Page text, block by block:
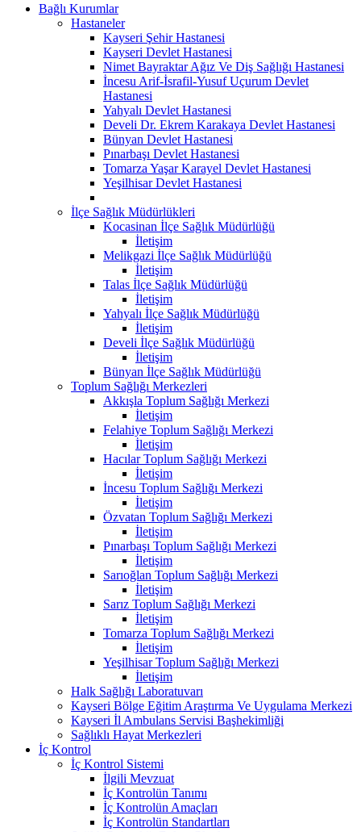
Bağlı Kurumlar
Hastaneler
Kayseri Şehir Hastanesi
Kayseri Devlet Hastanesi
Nimet Bayraktar Ağız Ve Diş Sağlığı Hastanesi
İncesu Arif-İsrafil-Yusuf Uçurum Devlet
Hastanesi
Yahyalı Devlet Hastanesi
Develi Dr. Ekrem Karakaya Devlet Hastanesi
Bünyan Devlet Hastanesi
Pınarbaşı Devlet Hastanesi
Tomarza Yaşar Karayel Devlet Hastanesi
Yeşilhisar Devlet Hastanesi
İlçe Sağlık Müdürlükleri
Kocasinan İlçe Sağlık Müdürlüğü
İletişim
Melikgazi İlçe Sağlık Müdürlüğü
İletişim
Talas İlçe Sağlık Müdürlüğü
İletişim
Yahyalı İlçe Sağlık Müdürlüğü
İletişim
Develi İlçe Sağlık Müdürlüğü
İletişim
Bünyan İlçe Sağlık Müdürlüğü
Toplum Sağlığı Merkezleri
Akkışla Toplum Sağlığı Merkezi
İletişim
Felahiye Toplum Sağlığı Merkezi
İletişim
Hacılar Toplum Sağlığı Merkezi
İletişim
İncesu Toplum Sağlığı Merkezi
İletişim
Özvatan Toplum Sağlığı Merkezi
İletişim
Pınarbaşı Toplum Sağlığı Merkezi
İletişim
Sarıoğlan Toplum Sağlığı Merkezi
İletişim
Sarız Toplum Sağlığı Merkezi
İletişim
Tomarza Toplum Sağlığı Merkezi
İletişim
Yeşilhisar Toplum Sağlığı Merkezi
İletişim
Halk Sağlığı Laboratuvarı
Kayseri Bölge Eğitim Araştırma Ve Uygulama Merkezi
Kayseri İl Ambulans Servisi Başhekimliği
Sağlıklı Hayat Merkezleri
İç Kontrol
İç Kontrol Sistemi
İlgili Mevzuat
İç Kontrolün Tanımı
İç Kontrolün Amaçları
İç Kontrolün Standartları